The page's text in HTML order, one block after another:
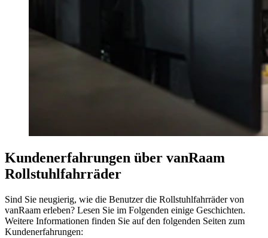
Kundenerfahrungen über vanRaam
Rollstuhlfahrräder
Sind Sie neugierig, wie die Benutzer die Rollstuhlfahrräder von
vanRaam erleben? Lesen Sie im Folgenden einige Geschichten.
Weitere Informationen finden Sie auf den folgenden Seiten zum
Kundenerfahrungen: